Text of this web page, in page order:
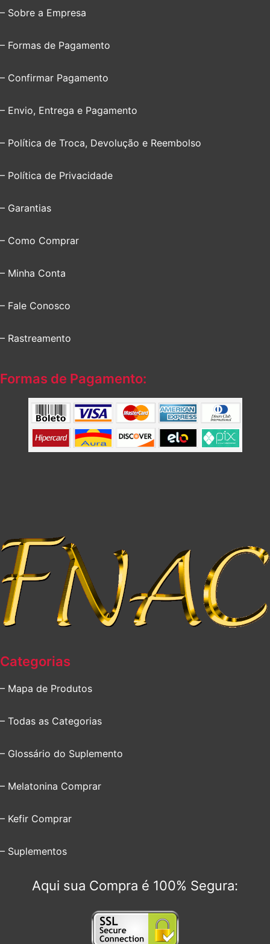
– Sobre a Empresa
– Formas de Pagamento
– Confirmar Pagamento
– Envio, Entrega e Pagamento
– Política de Troca, Devolução e Reembolso
– Política de Privacidade
– Garantias
– Como Comprar
– Minha Conta
– Fale Conosco
– Rastreamento
Formas de Pagamento:
Categorias
– Mapa de Produtos
– Todas as Categorias
– Glossário do Suplemento
– Melatonina Comprar
– Kefir Comprar
– Suplementos
Aqui sua Compra é 100% Segura: